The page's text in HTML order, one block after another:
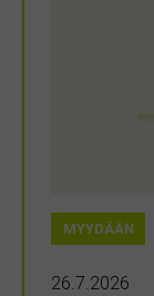
MYYDÄÄN
26.7.2026